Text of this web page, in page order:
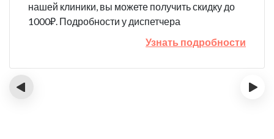
нашей клиники, вы можете получить скидку до
1000₽. Подробности у диспетчера
Узнать подробности
‹ ›